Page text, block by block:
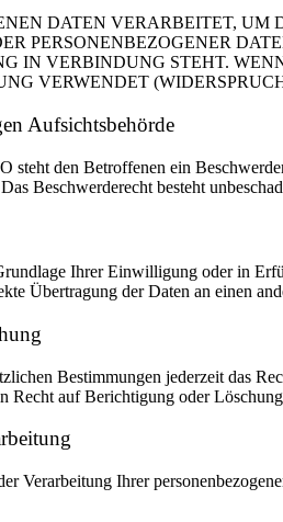
DATEN VERARBEITET,
PERSONENBEZOGENER
IN VERBINDUNG STEHT.
VERWENDET
Aufsichts­behörde
steht den Betroffenen ein
Beschwerderecht besteht
Ihrer Einwilligung oder in
Übertragung der Daten an einen
Bestimmungen jederzeit das
auf Berichtigung oder
Verarbeitung Ihrer